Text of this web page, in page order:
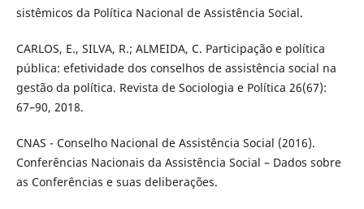
sistêmicos da Política Nacional de Assistência Social.
CARLOS, E., SILVA, R.; ALMEIDA, C. Participação e política
pública: efetividade dos conselhos de assistência social na
gestão da política. Revista de Sociologia e Política 26(67):
67–90, 2018.
CNAS - Conselho Nacional de Assistência Social (2016).
Conferências Nacionais da Assistência Social – Dados sobre
as Conferências e suas deliberações.